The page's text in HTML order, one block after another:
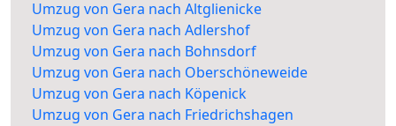
Umzug von Gera nach Altglienicke
Umzug von Gera nach Adlershof
Umzug von Gera nach Bohnsdorf
Umzug von Gera nach Oberschöneweide
Umzug von Gera nach Köpenick
Umzug von Gera nach Friedrichshagen